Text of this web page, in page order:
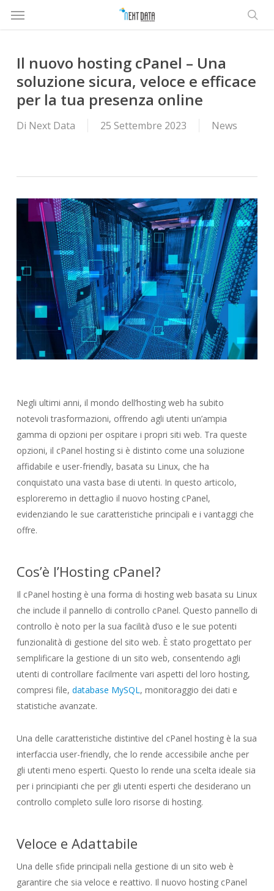
principale
Menù
Il nuovo hosting cPanel – Una
soluzione sicura, veloce e efficace
per la tua presenza online
Di Next Data 25 Settembre 2023 News
Negli ultimi anni, il mondo dell’hosting web ha subito
notevoli trasformazioni, offrendo agli utenti un’ampia
gamma di opzioni per ospitare i propri siti web. Tra queste
opzioni, il cPanel hosting si è distinto come una soluzione
affidabile e user-friendly, basata su Linux, che ha
conquistato una vasta base di utenti. In questo articolo,
esploreremo in dettaglio il nuovo hosting cPanel,
evidenziando le sue caratteristiche principali e i vantaggi che
offre.
Cos’è l’Hosting cPanel?
Il cPanel hosting è una forma di hosting web basata su Linux
che include il pannello di controllo cPanel. Questo pannello di
controllo è noto per la sua facilità d’uso e le sue potenti
funzionalità di gestione del sito web. È stato progettato per
semplificare la gestione di un sito web, consentendo agli
utenti di controllare facilmente vari aspetti del loro hosting,
compresi file, database MySQL, monitoraggio dei dati e
statistiche avanzate.
Una delle caratteristiche distintive del cPanel hosting è la sua
interfaccia user-friendly, che lo rende accessibile anche per
gli utenti meno esperti. Questo lo rende una scelta ideale sia
per i principianti che per gli utenti esperti che desiderano un
controllo completo sulle loro risorse di hosting.
Veloce e Adattabile
Una delle sfide principali nella gestione di un sito web è
garantire che sia veloce e reattivo. Il nuovo hosting cPanel